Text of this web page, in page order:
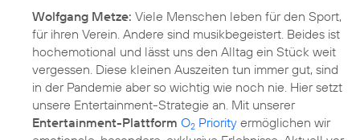
Wolfgang Metze: Viele Menschen leben für den Sport,
für ihren Verein. Andere sind musikbegeistert. Beides ist
hochemotional und lässt uns den Alltag ein Stück weit
vergessen. Diese kleinen Auszeiten tun immer gut, sind
in der Pandemie aber so wichtig wie noch nie. Hier setzt
unsere Entertainment-Strategie an. Mit unserer
Entertainment-Plattform O2 Priority ermöglichen wir